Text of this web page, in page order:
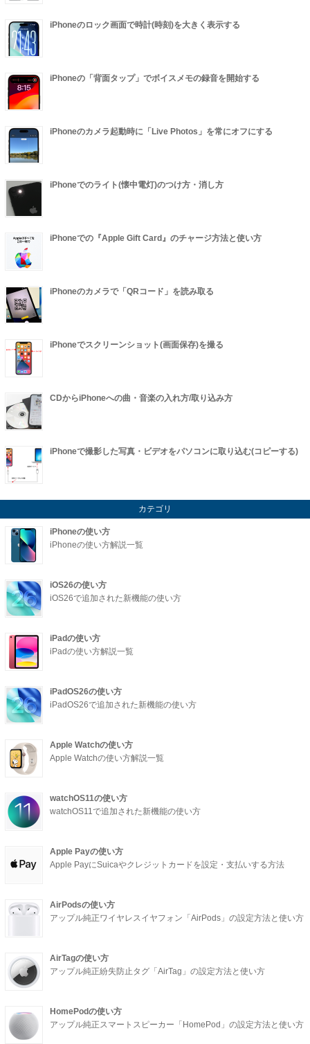
iPhoneのロック画面で時計(時刻)を大きく表示する
iPhoneの「背面タップ」でボイスメモの録音を開始する
iPhoneのカメラ起動時に「Live Photos」を常にオフにする
iPhoneでのライト(懐中電灯)のつけ方・消し方
iPhoneでの『Apple Gift Card』のチャージ方法と使い方
iPhoneのカメラで「QRコード」を読み取る
iPhoneでスクリーンショット(画面保存)を撮る
CDからiPhoneへの曲・音楽の入れ方/取り込み方
iPhoneで撮影した写真・ビデオをパソコンに取り込む(コピーする)
カテゴリ
iPhoneの使い方
iPhoneの使い方解説一覧
iOS26の使い方
iOS26で追加された新機能の使い方
iPadの使い方
iPadの使い方解説一覧
iPadOS26の使い方
iPadOS26で追加された新機能の使い方
Apple Watchの使い方
Apple Watchの使い方解説一覧
watchOS11の使い方
watchOS11で追加された新機能の使い方
Apple Payの使い方
Apple PayにSuicaやクレジットカードを設定・支払いする方法
AirPodsの使い方
アップル純正ワイヤレスイヤフォン「AirPods」の設定方法と使い方
AirTagの使い方
アップル純正紛失防止タグ「AirTag」の設定方法と使い方
HomePodの使い方
アップル純正スマートスピーカー「HomePod」の設定方法と使い方